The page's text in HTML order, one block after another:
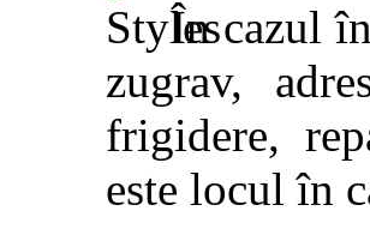
În cazul
zugrav,
frigidere,
este locul în